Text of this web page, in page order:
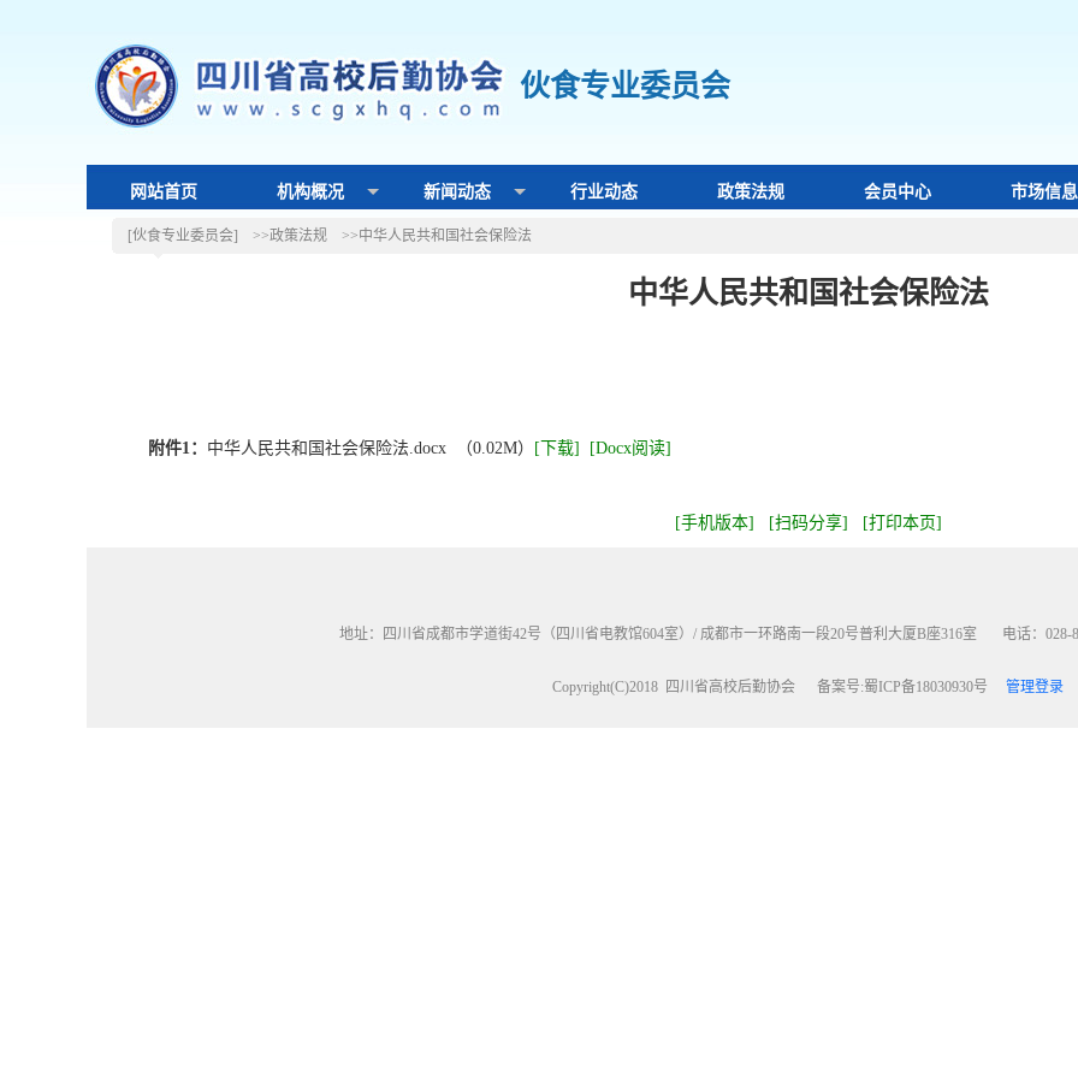
网站首页 机构概况 新闻动态 行业动态 政策法规 会员中心 市场信息
伙食专业委员会
[伙食专业委员会] >>政策法规 >>中华人民共和国社会保险法
中华人民共和国社会保险法
附件1： 中华人民共和国社会保险法.docx （0.02M） [下载] [Docx阅读]
[手机版本] [扫码分享] [打印本页]
地址：四川省成都市学道街42号（四川省电教馆604室）/ 成都市一环路南一段20号普利大厦B座316室 电话：028-
Copyright(C)2018 四川省高校后勤协会 备案号:蜀ICP备18030930号 管理登录